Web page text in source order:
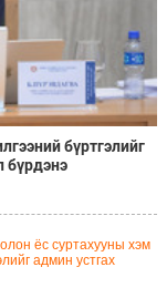
бүртгэлийг
бүрдэнэ
ёс суртахууны хэм
админ устгах